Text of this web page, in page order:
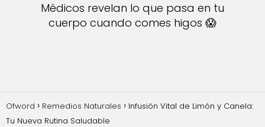
Médicos revelan lo que pasa en tu
cuerpo cuando comes higos 😱
Ofword Remedios Naturales
Infusión Vital de Limón y Canela:
Tu Nueva Rutina Saludable